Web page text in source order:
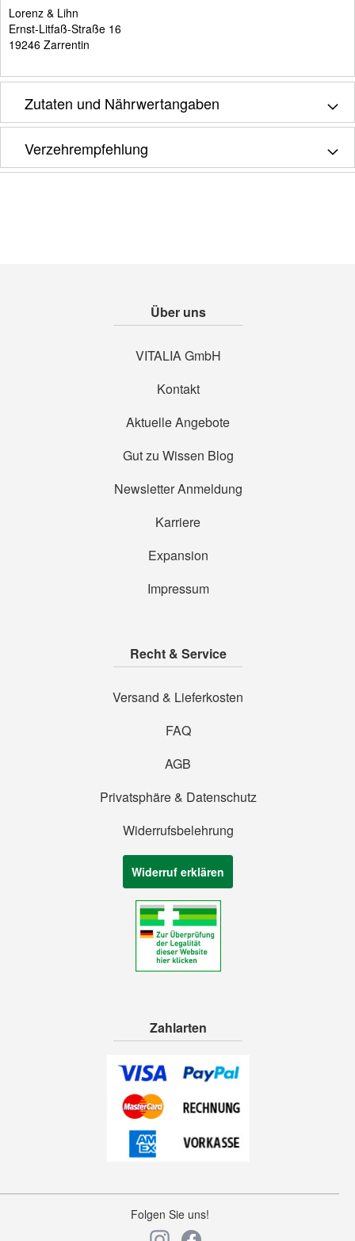
Lorenz & Lihn
Ernst-Litfaß-Straße 16
19246 Zarrentin
Zutaten und Nährwertangaben
Verzehrempfehlung
Über uns
VITALIA GmbH
Kontakt
Aktuelle Angebote
Gut zu Wissen Blog
Newsletter Anmeldung
Karriere
Expansion
Impressum
Recht & Service
Versand & Lieferkosten
FAQ
AGB
Privatsphäre & Datenschutz
Widerrufsbelehrung
Widerruf erklären
Zahlarten
Folgen Sie uns!